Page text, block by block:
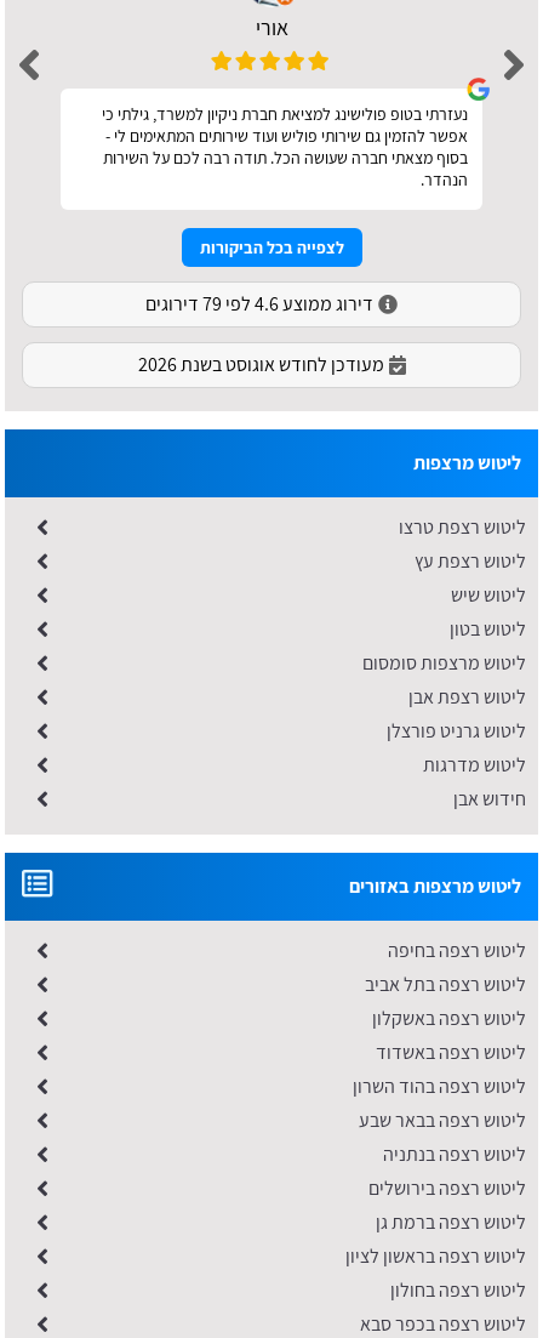
אורי
נעזרתי בטופ פולישינג למציאת חברת ניקיון למשרד, גילתי כי
אפשר להזמין גם שירותי פוליש ועוד שירותים המתאימים לי -
בסוף מצאתי חברה שעושה הכל. תודה רבה לכם על השירות
הנהדר.
לצפייה בכל הביקורות
דירוג ממוצע 4.6 לפי 79 דירוגים
מעודכן לחודש אוגוסט בשנת 2026
ליטוש מרצפות
ליטוש רצפת טרצו
ליטוש רצפת עץ
ליטוש שיש
ליטוש בטון
ליטוש מרצפות סומסום
ליטוש רצפת אבן
ליטוש גרניט פורצלן
ליטוש מדרגות
חידוש אבן
ליטוש מרצפות באזורים
ליטוש רצפה בחיפה
ליטוש רצפה בתל אביב
ליטוש רצפה באשקלון
ליטוש רצפה באשדוד
ליטוש רצפה בהוד השרון
ליטוש רצפה בבאר שבע
ליטוש רצפה בנתניה
ליטוש רצפה בירושלים
ליטוש רצפה ברמת גן
ליטוש רצפה בראשון לציון
ליטוש רצפה בחולון
ליטוש רצפה בכפר סבא